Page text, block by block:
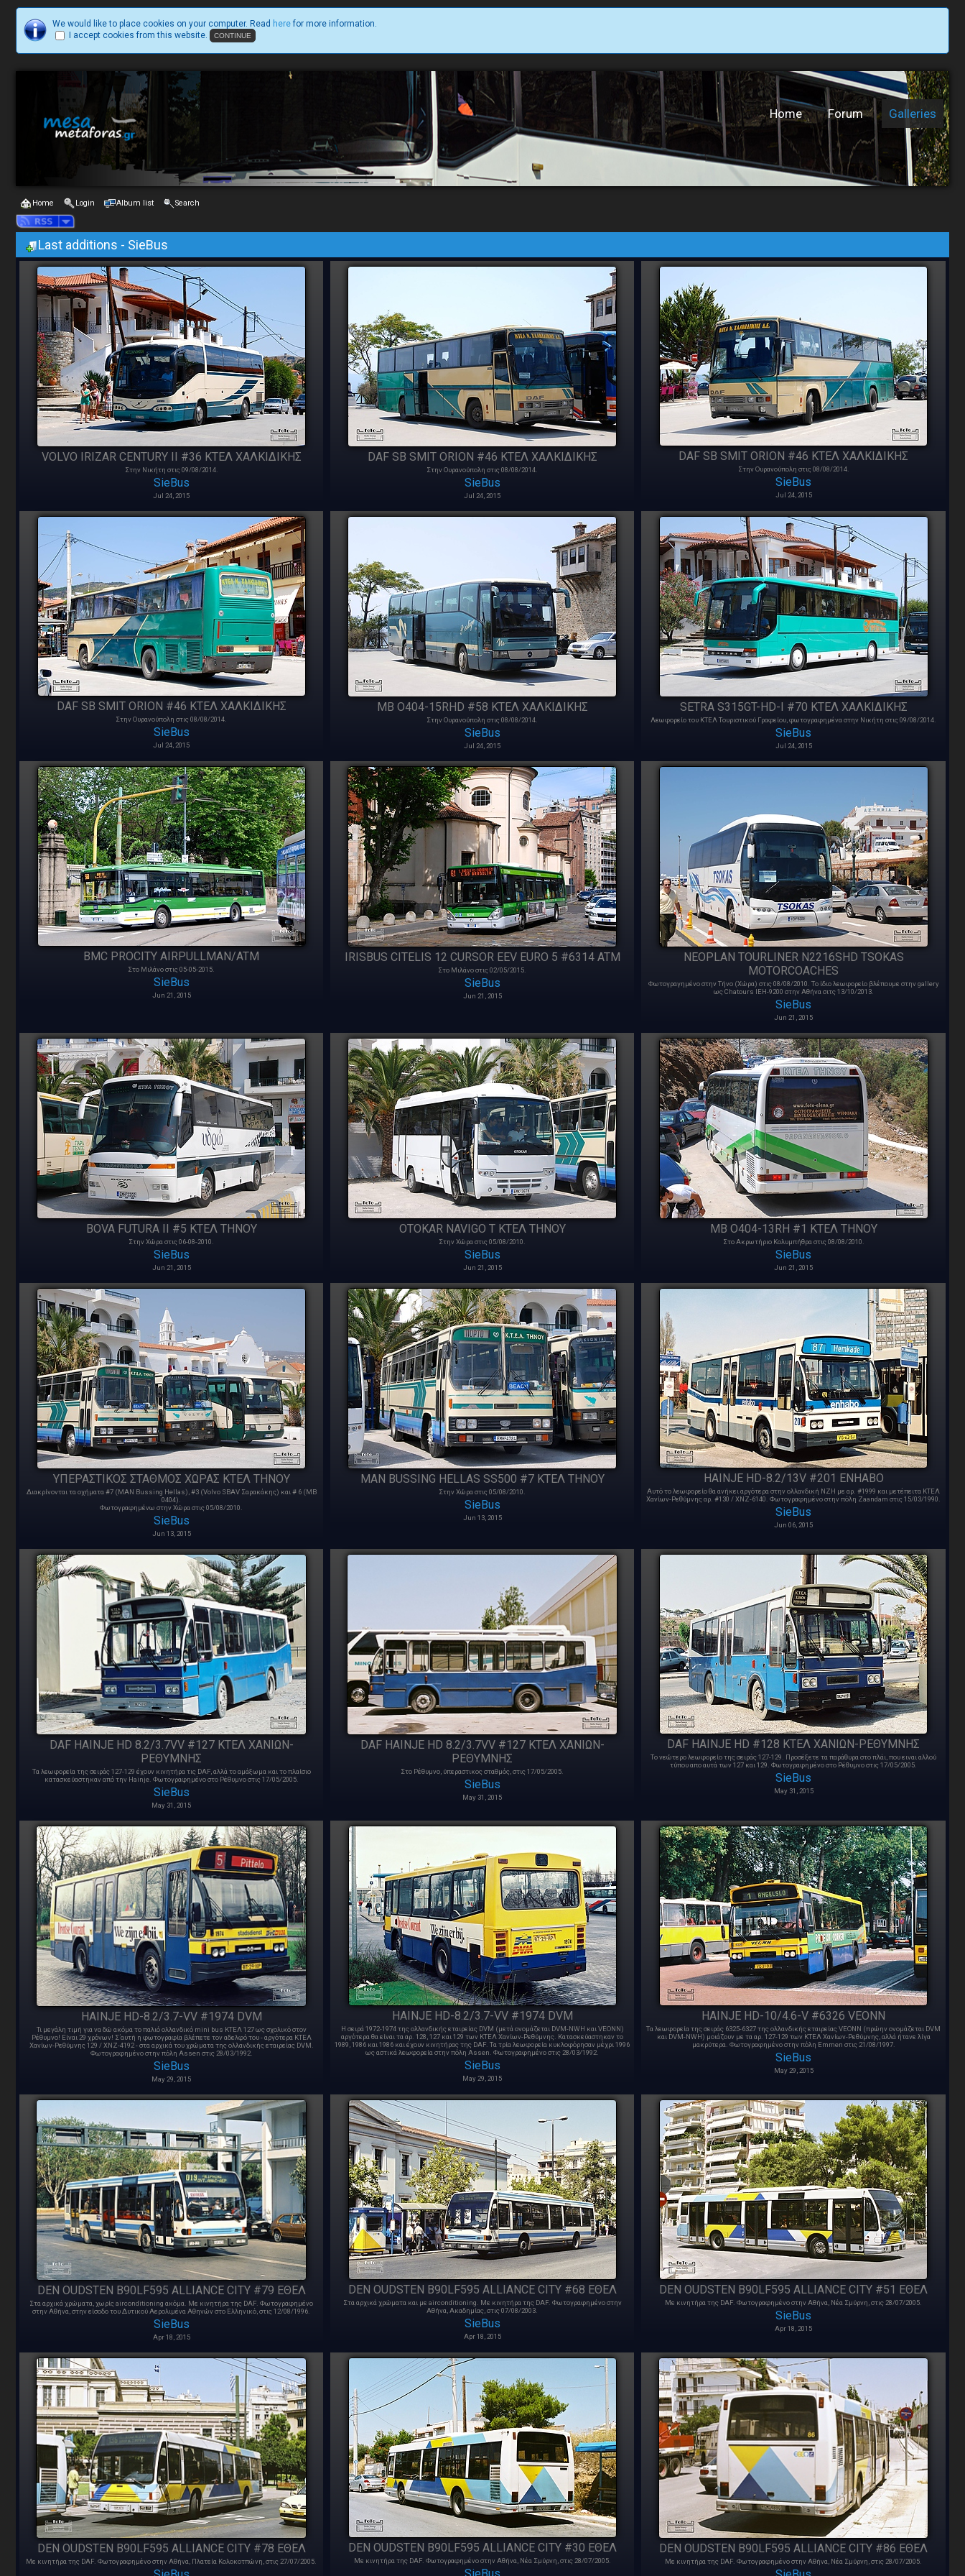
We would like to place cookies on your computer. Read here for more information.
I accept cookies from this website.
Home Forum Galleries
Home Login Album list Search
Last additions - SieBus
VOLVO IRIZAR CENTURY II #36 ΚΤΕΛ ΧΑΛΚΙΔΙΚΗΣ
Στην Νικήτη στις 09/08/2014.
SieBus
Jul 24, 2015
DAF SB SMIT ORION #46 ΚΤΕΛ ΧΑΛΚΙΔΙΚΗΣ
Στην Ουρανούπολη στις 08/08/2014.
SieBus
Jul 24, 2015
DAF SB SMIT ORION #46 ΚΤΕΛ ΧΑΛΚΙΔΙΚΗΣ
Στην Ουρανούπολη στις 08/08/2014.
SieBus
Jul 24, 2015
DAF SB SMIT ORION #46 ΚΤΕΛ ΧΑΛΚΙΔΙΚΗΣ
Στην Ουρανούπολη στις 08/08/2014.
SieBus
Jul 24, 2015
MB O404-15RHD #58 ΚΤΕΛ ΧΑΛΚΙΔΙΚΗΣ
Στην Ουρανούπολη στις 08/08/2014.
SieBus
Jul 24, 2015
SETRA S315GT-HD-I #70 ΚΤΕΛ ΧΑΛΚΙΔΙΚΗΣ
Λεωφορείο του ΚΤΕΛ Τουριστικού Γραφείου, φωτογραφημένα στην Νικήτη στις 09/08/2014.
SieBus
Jul 24, 2015
BMC PROCITY AIRPULLMAN/ATM
Στο Μιλάνο στις 05-05-2015.
SieBus
Jun 21, 2015
IRISBUS CITELIS 12 CURSOR EEV EURO 5 #6314 ATM
Στο Μιλάνο στις 02/05/2015.
SieBus
Jun 21, 2015
NEOPLAN TOURLINER N2216SHD TSOKAS
MOTORCOACHES
Φωτογραγημένο στην Τήνο (Χώρα) στις 08/08/2010. Το ίδιο λεωφορείο βλέπουμε στην gallery
ως Chatours IEH-9200 στην Αθήνα σιτς 13/10/2013.
SieBus
Jun 21, 2015
BOVA FUTURA II #5 ΚΤΕΛ ΤΗΝΟΥ
Στην Χώρα στις 06-08-2010.
SieBus
Jun 21, 2015
OTOKAR NAVIGO T ΚΤΕΛ ΤΗΝΟΥ
Στην Χώρα στις 05/08/2010.
SieBus
Jun 21, 2015
MB O404-13RH #1 ΚΤΕΛ ΤΗΝΟΥ
Στο Ακρωτήριο Κολυμπήθρα στις 08/08/2010.
SieBus
Jun 21, 2015
ΥΠΕΡΑΣΤΙΚΟΣ ΣΤΑΘΜΟΣ ΧΩΡΑΣ ΚΤΕΛ ΤΗΝΟΥ
Διακρίνονται τα οχήματα #7 (ΜΑΝ Bussing Hellas), #3 (Volvo SBAV Σαρακάκης) και # 6 (MB
0404).
Φωτογραφημένω στην Χώρα στις 05/08/2010.
SieBus
Jun 13, 2015
MAN BUSSING HELLAS SS500 #7 ΚΤΕΛ ΤΗΝΟΥ
Στην Χώρα στις 05/08/2010.
SieBus
Jun 13, 2015
HAINJE HD-8.2/13V #201 ENHABO
Αυτό το λεωφορείο θα ανήκει αργότερα στην ολλανδική ΝΖΗ με αρ. #1999 και μετέπειτα ΚΤΕΛ
Χανίων-Ρεθύμνης αρ. #130 / XNZ-6140. Φωτογραφημένο στην πόλη Zaandam στις 15/03/1990.
SieBus
Jun 06, 2015
DAF HAINJE HD 8.2/3.7VV #127 ΚΤΕΛ ΧΑΝΙΩΝ-
ΡΕΘΥΜΝΗΣ
Τα λεωφορεία της σειράς 127-129 έχουν κινητήρα τις DAF, αλλά το αμάξωμα και το πλαίσιο
κατασκεύαστηκαν από την Hainje. Φωτογραφημένο στο Ρέθυμνο στις 17/05/2005.
SieBus
May 31, 2015
DAF HAINJE HD 8.2/3.7VV #127 ΚΤΕΛ ΧΑΝΙΩΝ-
ΡΕΘΥΜΝΗΣ
Στο Ρέθυμνο, ύπεραστικος σταθμός, στις 17/05/2005.
SieBus
May 31, 2015
DAF HAINJE HD #128 ΚΤΕΛ ΧΑΝΙΩΝ-ΡΕΘΥΜΝΗΣ
Το νεώτερο λεωφορείο της σειράς 127-129. Προσέξετε τα παράθυρα στο πλάι, που ειναι αλλού
τύπου απο αυτά των 127 και 129. Φωτογραφημένο στο Ρέθυμνο στις 17/05/2005.
SieBus
May 31, 2015
HAINJE HD-8.2/3.7-VV #1974 DVM
Τι μεγάλη τιμή για να δώ ακόμα το παλιό ολλανδικό mini bus ΚΤΕΛ 127 ως σχολικό στον
Ρέθυμνο! Είναι 29 χρόνων! Σ΄αυτή η φωτογραφία βλέπετε τον αδελφό του - αργότερα ΚΤΕΛ
Χανίων-Ρεθύμνης 129 / ΧΝΖ-4192 - στα αρχικά του χρώματα της ολλανδικής εταιρείας DVM.
Φωτογραφημένο στην πόλη Assen στις 28/03/1992.
SieBus
May 29, 2015
HAINJE HD-8.2/3.7-VV #1974 DVM
Η σειρά 1972-1974 της ολλανδικής εταιρείας DVM (μετά ονομάζεται DVM-NWH και VEONN)
αργότερα θα είναι τα αρ. 128, 127 και 129 των ΚΤΕΛ Χανίων-Ρεθύμνης. Κατασκεύαστηκαν το
1989, 1986 και 1986 και έχουν κινητήρας της DAF. Τα τρία λεωφορεία κυκλοφόρησαν μέχρι 1996
ως αστικά λεωφορεία στην πόλη Assen. Φωτογραφημένο στις 28/03/1992.
SieBus
May 29, 2015
HAINJE HD-10/4.6-V #6326 VEONN
Τα λεωφορεία της σειράς 6325-6327 της ολλανδικής εταιρείας VEONN (πρώην ονομάζεται DVM
και DVM-NWH) μοιάζουν με τα αρ. 127-129 των ΚΤΕΛ Χανίων-Ρεθύμνης, αλλά ήτανε λίγα
μακρύτερα. Φωτογραφημένο στην πόλη Emmen στις 21/08/1997.
SieBus
May 29, 2015
DEN OUDSTEN B90LF595 ALLIANCE CITY #79 ΕΘΕΛ
Στα αρχικά χρώματα, χωρίς airconditioning ακόμα. Με κινητήρα της DAF. Φωτογραφημένο
στην Αθήνα, στην είσοδο του Δυτικού Αερολιμένα Αθηνών στο Ελληνικό, στις 12/08/1996.
SieBus
Apr 18, 2015
DEN OUDSTEN B90LF595 ALLIANCE CITY #68 ΕΘΕΛ
Στα αρχικά χρώματα και με airconditioning. Με κινητήρα της DAF. Φωτογραφημένο στην
Αθήνα, Ακαδημίας, στις 07/08/2003.
SieBus
Apr 18, 2015
DEN OUDSTEN B90LF595 ALLIANCE CITY #51 ΕΘΕΛ
Με κινητήρα της DAF. Φωτογραφημένο στην Αθήνα, Νέα Σμύρνη, στις 28/07/2005.
SieBus
Apr 18, 2015
DEN OUDSTEN B90LF595 ALLIANCE CITY #78 ΕΘΕΛ
Με κινητήρα της DAF. Φωτογραφημένο στην Αθήνα, Πλατεία Κολοκοτπώνη, στις 27/07/2005.
DEN OUDSTEN B90LF595 ALLIANCE CITY #30 ΕΘΕΛ
Με κινητήρα της DAF. Φωτογραφημένο στην Αθήνα, Νέα Σμύρνη, στις 28/07/2005.
DEN OUDSTEN B90LF595 ALLIANCE CITY #86 ΕΘΕΛ
Με κινητήρα της DAF. Φωτογραφημένο στην Αθήνα, Νέα Σμύρνη, στις 28/07/2005.